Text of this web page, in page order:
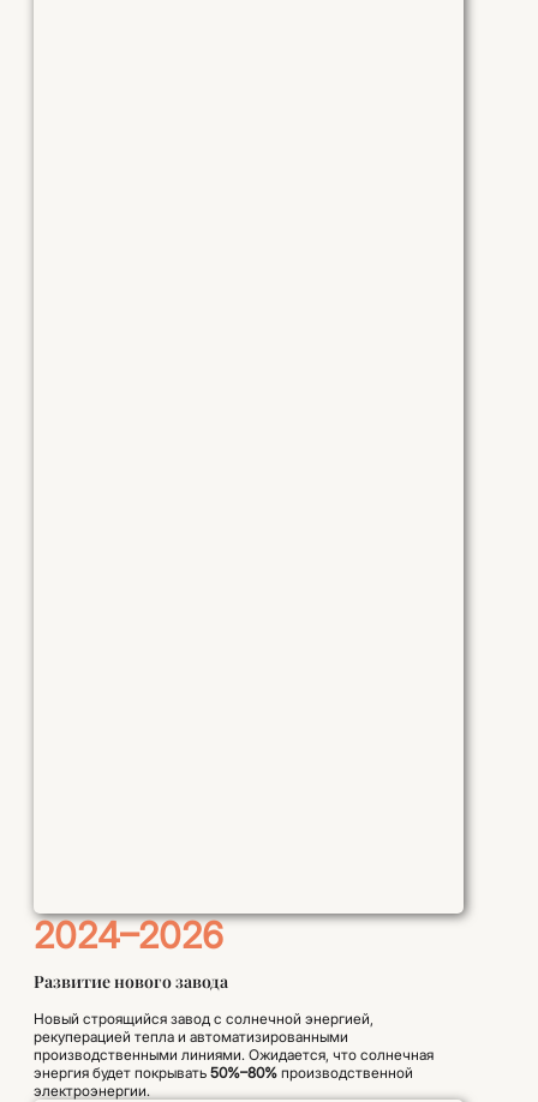
2024–2026
Развитие нового завода
Новый строящийся завод с солнечной энергией,
рекуперацией тепла и автоматизированными
производственными линиями. Ожидается, что солнечная
энергия будет покрывать 50%–80%производственной
электроэнергии.